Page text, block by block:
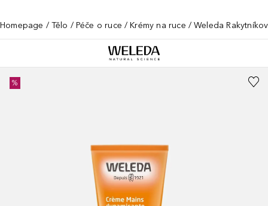
Homepage Tělo Péče o ruce Krémy na ruce Weleda
%